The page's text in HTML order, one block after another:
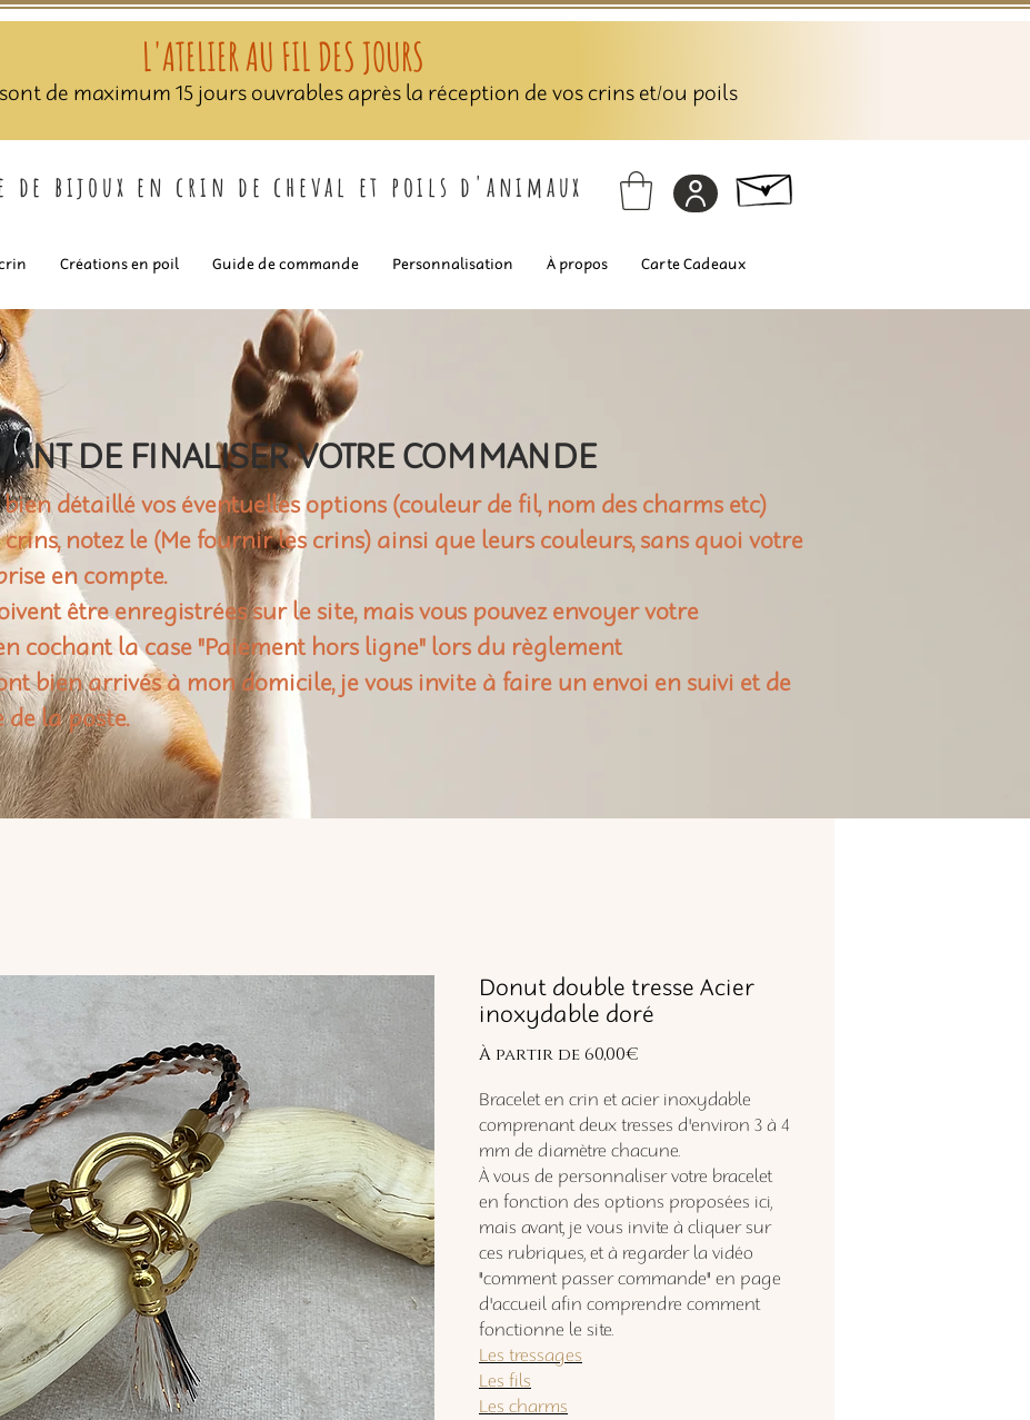
L'ATELIER AU FIL DES JOURS
de maximum 15 jours ouvrables après la réception de vos crins et/ou poils
de bijoux en crin de cheval et poils d'animaux
Créations en poil Guide de commande Personnalisation À propos Carte Cadeaux
DE FINALISER VOTRE COMMANDE
détaillé vos éventuelles options (couleur de fil, nom des charms etc)
notez le (Me fournir les crins) ainsi que leurs couleurs, sans quoi votre
en compte.
être enregistrées sur le site, mais vous pouvez envoyer votre
cochant la case "Paiement hors ligne" lors du règlement
bien arrivés à mon domicile, je vous invite à faire un envoi en suivi et de
de la poste.
Donut double tresse Acier
inoxydable doré
À partir de60,00€
Bracelet en crin et acier inoxydable
comprenant deux tresses d'environ 3 à 4
mm de diamètre chacune.
À vous de personnaliser votre bracelet
en fonction des options proposées ici,
mais avant, je vous invite à cliquer sur
ces rubriques, et à regarder la vidéo
"comment passer commande" en page
d'accueil afin comprendre comment
fonctionne le site.
Les tressages
Les fils
Les charms